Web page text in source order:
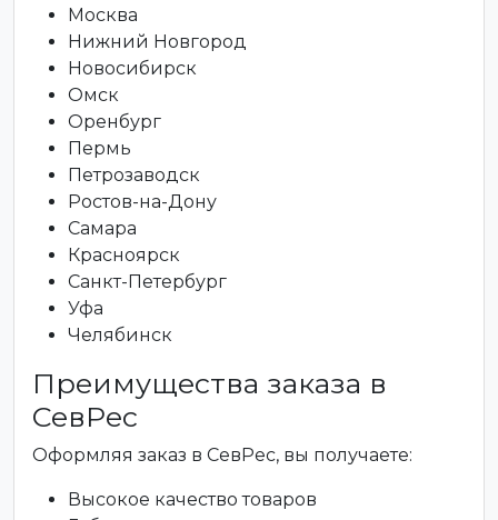
Москва
Нижний Новгород
Новосибирск
Омск
Оренбург
Пермь
Петрозаводск
Ростов-на-Дону
Самара
Красноярск
Санкт-Петербург
Уфа
Челябинск
Преимущества заказа в
СевРес
Оформляя заказ в СевРес, вы получаете:
Высокое качество товаров